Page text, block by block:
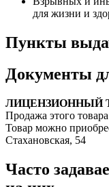
для жизни и
Пункты
Документы
ЛИЦЕНЗИОННЫЙ
Продажа этого
Товар можно
Стахановская, 54
Часто